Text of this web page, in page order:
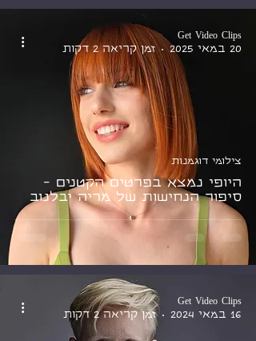
היופי נמצא בפרטים הקטנים -
סיפור הנחישות של מריה יבלנוב
צילומי דוגמנות
Get Video Clips
20 במאי 2025
זמן קריאה 2 דקות
Get Video Clips
16 במאי 2024
זמן קריאה 2 דקות